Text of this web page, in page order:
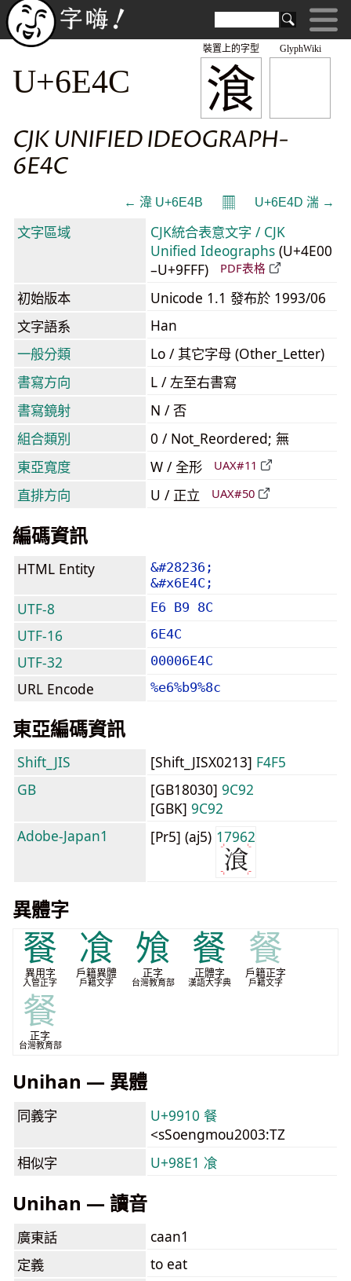
GlyphWiki
湌
裝置上的字型
U+6E4C
CJK UNIFIED IDEOGRAPH-
6E4C
← 湋 U+6E4B 𝄜 U+6E4D 湍 →
文字區域
CJK統合表意文字 / CJK
Unified Ideographs (U+4E00
–U+9FFF)
PDF表格
初始版本
Unicode 1.1 發布於 1993/06
文字語系
Han
一般分類
Lo / 其它字母 (Other_Letter)
書寫方向
L / 左至右書寫
書寫鏡射
N / 否
組合類別
0 / Not_Reordered; 無
東亞寬度
W / 全形 UAX#11
直排方向 U / 正立 UAX#50
編碼資訊
HTML Entity
&#28236;
&#x6E4C;
UTF-8 E6 B9 8C
UTF-16 6E4C
UTF-32 00006E4C
URL Encode %e6%b9%8c
東亞編碼資訊
Shift_JIS [Shift_JISX0213] F4F5
GB
[GB18030] 9C92
[GBK] 9C92
Adobe-Japan1
[Pr5] (aj5) 17962
異體字
䬸
異用字
入管正字
飡
戶籍異體
戶籍文字
飧
正字
台灣教育部
餐
正體字
漢語大字典
餐
戶籍正字
戶籍文字
餐
正字
台灣教育部
Unihan — 異體
同義字
U+9910 餐
<sSoengmou2003:TZ
相似字
U+98E1 飡
Unihan — 讀音
廣東話
caan1
定義
to eat